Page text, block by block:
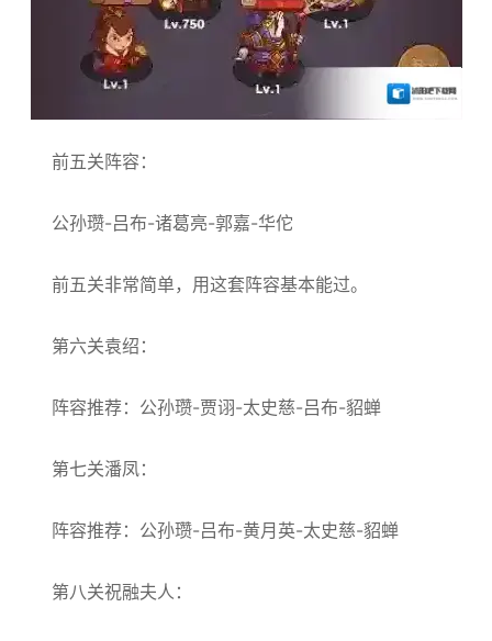
前五关阵容：
公孙瓒-吕布-诸葛亮-郭嘉-华佗
前五关非常简单，用这套阵容基本能过。
第六关袁绍：
阵容推荐：公孙瓒-贾诩-太史慈-吕布-貂蝉
第七关潘凤：
阵容推荐：公孙瓒-吕布-黄月英-太史慈-貂蝉
第八关祝融夫人：